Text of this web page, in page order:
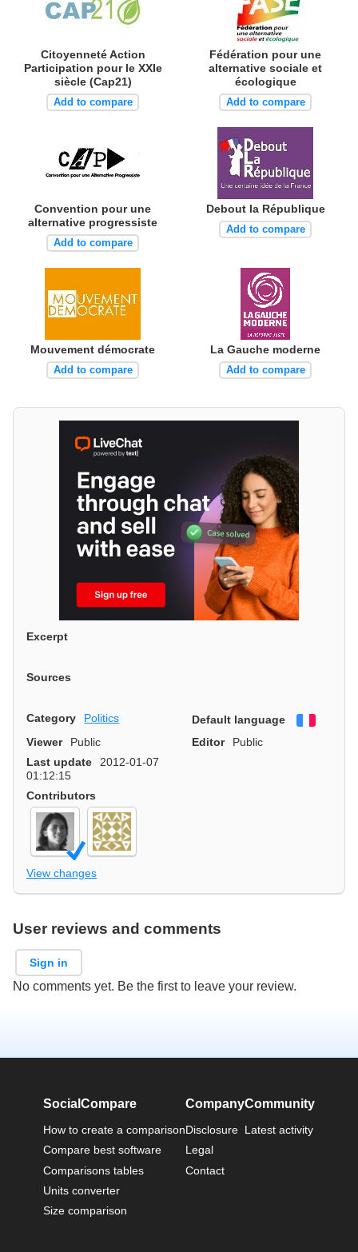
Citoyenneté Action
Participation pour le XXIe
siècle (Cap21)
Add to compare
Fédération pour une
alternative sociale et
écologique
Add to compare
Convention pour une
alternative progressiste
Add to compare
Debout la République
Add to compare
Mouvement démocrate
Add to compare
La Gauche moderne
Add to compare
Excerpt
Sources
Category Politics Default language
Viewer
Public Editor
Public
Last update
2012-01-07
01:12:15
Contributors
View changes
User reviews and comments
Sign in
No comments yet. Be the first to leave your review.
SocialCompare
How to create a comparison
Compare best software
Comparisons tables
Units converter
Size comparison
Company
Disclosure
Legal
Contact
Community
Latest activity